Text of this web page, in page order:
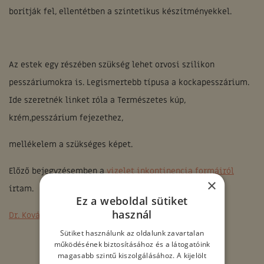
borítják fel, ellentétben a szintetikus készítményekkel.
Az estek egy részében szükség lehet orvosi szilikon
pesszáriumokra is. Legismertebb típusa a kockapesszárium.
Ide szeretnék linket róla a Természetes kúp,
krém,pesszárium fejezethez,
mellékelem a szükséges képet.
Előző bejegyzésemben avizelet inkontinencia formáiról
írtam.
Dr. Kovács Zoltán nőgyógyász, szülész
×
Ez a weboldal sütiket
használ
Sütiket használunk az oldalunk zavartalan
működésének biztosításához és a látogatóink
magasabb szintű kiszolgálásához. A kijelölt